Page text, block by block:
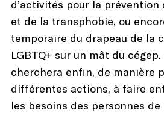
d’activités pour la prévention
et de la transphobie, ou
temporaire du drapeau de la
LGBTQ+ sur un mât du
cherchera enfin, de manière
différentes actions, à faire
les besoins des personnes